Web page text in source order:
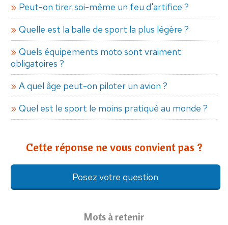
Peut-on tirer soi-même un feu d'artifice ?
Quelle est la balle de sport la plus légère ?
Quels équipements moto sont vraiment
obligatoires ?
A quel âge peut-on piloter un avion ?
Quel est le sport le moins pratiqué au monde ?
Cette réponse ne vous convient pas ?
Posez votre question
Mots à retenir